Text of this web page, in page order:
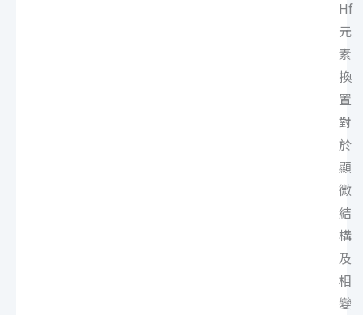
Hf
元
素
換
置
對
於
顯
微
結
構
及
相
變